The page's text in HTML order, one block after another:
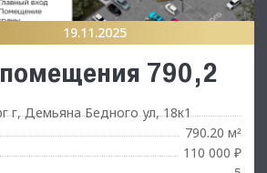
19.11.2025
790,2
г, Демьяна Бедного ул, 18к1
790.20 м²
110 000 ₽